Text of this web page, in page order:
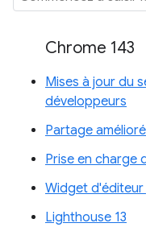
Chrome 143
Mises à jour du
développeurs
Partage
Prise en charge
Widget
Lighthouse 13